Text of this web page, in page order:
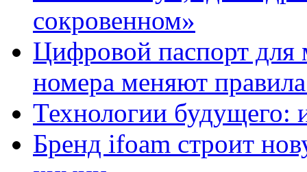
сокровенном»
Цифровой паспорт для
номера меняют
Технологии будущего:
Бренд ifoam строит